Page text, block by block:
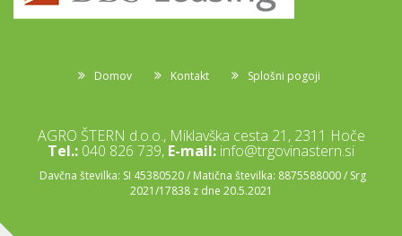
Domov Kontakt Splošni pogoji
AGRO ŠTERN d.o.o., Miklavška cesta 21, 2311 Hoče
Tel.: 040 826 739, E-mail: info@trgovinastern.si
Davčna številka: SI 45380520 / Matična številka: 8875588000 / Srg
2021/17838 z dne 20.5.2021